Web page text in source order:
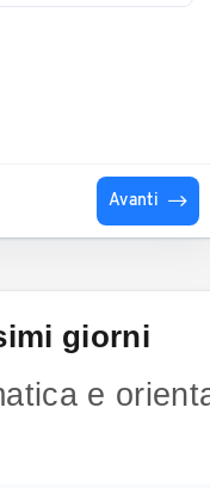
Avanti
giorni
e